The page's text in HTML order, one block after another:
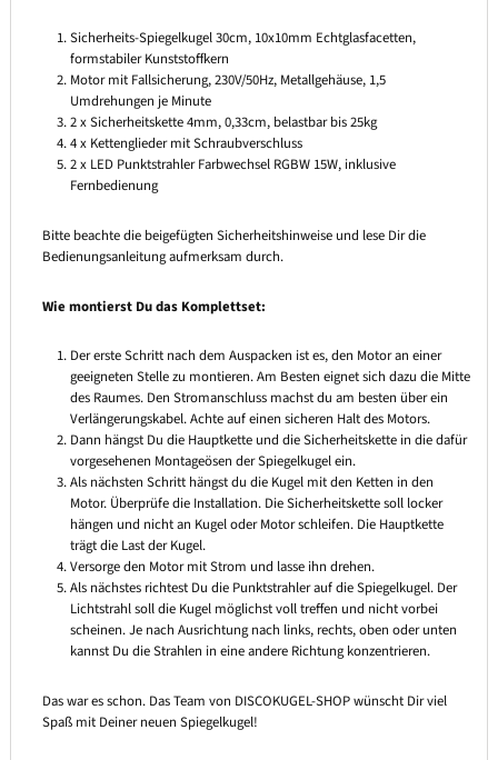
Sicherheits-Spiegelkugel 30cm, 10x10mm Echtglasfacetten,
formstabiler Kunststoffkern
Motor mit Fallsicherung, 230V/50Hz, Metallgehäuse, 1,5
Umdrehungen je Minute
2 x Sicherheitskette 4mm, 0,33cm, belastbar bis 25kg
4 x Kettenglieder mit Schraubverschluss
2 x LED Punktstrahler Farbwechsel RGBW 15W, inklusive
Fernbedienung
Bitte beachte die beigefügten Sicherheitshinweise und lese Dir die
Bedienungsanleitung aufmerksam durch.
Wie montierst Du das Komplettset:
Der erste Schritt nach dem Auspacken ist es, den Motor an einer
geeigneten Stelle zu montieren. Am Besten eignet sich dazu die Mitte
des Raumes. Den Stromanschluss machst du am besten über ein
Verlängerungskabel. Achte auf einen sicheren Halt des Motors.
Dann hängst Du die Hauptkette und die Sicherheitskette in die dafür
vorgesehenen Montageösen der Spiegelkugel ein.
Als nächsten Schritt hängst du die Kugel mit den Ketten in den
Motor. Überprüfe die Installation. Die Sicherheitskette soll locker
hängen und nicht an Kugel oder Motor schleifen. Die Hauptkette
trägt die Last der Kugel.
Versorge den Motor mit Strom und lasse ihn drehen.
Als nächstes richtest Du die Punktstrahler auf die Spiegelkugel. Der
Lichtstrahl soll die Kugel möglichst voll treffen und nicht vorbei
scheinen. Je nach Ausrichtung nach links, rechts, oben oder unten
kannst Du die Strahlen in eine andere Richtung konzentrieren.
Das war es schon. Das Team von DISCOKUGEL-SHOP wünscht Dir viel
Spaß mit Deiner neuen Spiegelkugel!